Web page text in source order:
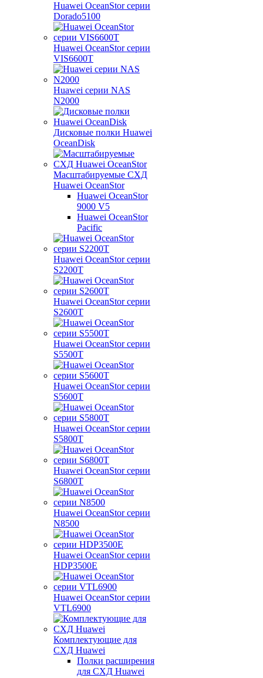
Huawei OceanStor серии
Dorado5100
Huawei OceanStor серии
VIS6600T
Huawei серии NAS
N2000
Дисковые полки Huawei
OceanDisk
Масштабируемые СХД
Huawei OceanStor
Huawei OceanStor
9000 V5
Huawei OceanStor
Pacific
Huawei OceanStor серии
S2200T
Huawei OceanStor серии
S2600T
Huawei OceanStor серии
S5500T
Huawei OceanStor серии
S5600T
Huawei OceanStor серии
S5800T
Huawei OceanStor серии
S6800T
Huawei OceanStor серии
N8500
Huawei OceanStor серии
HDP3500E
Huawei OceanStor серии
VTL6900
Комплектующие для
СХД Huawei
Полки расширения
для СХД Huawei